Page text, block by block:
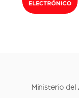
Ministerio del